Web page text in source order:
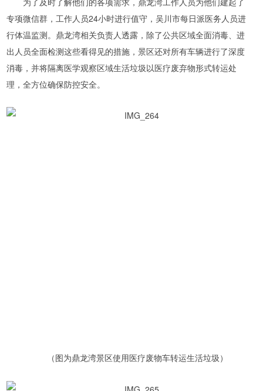
专项微信群，工作人员24小时进行值守，吴川市每日派医务人员进
行体温监测。鼎龙湾相关负责人透露，除了公共区域全面消毒、进
出人员全面检测这些看得见的措施，景区还对所有车辆进行了深度
消毒，并将隔离医学观察区域生活垃圾以医疗废弃物形式转运处
理，全方位确保防控安全。
（图为鼎龙湾景区使用医疗废物车转运生活垃圾）